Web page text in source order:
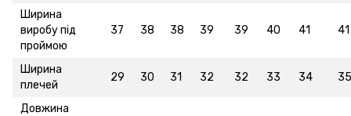
Ширина
виробу під
проймою
37 38 38 39 39 40 41 41
Ширина
плечей
29 30 31 32 32 33 34 35
Довжина